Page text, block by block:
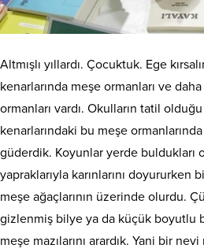
Altmışlı yıllardı. Çocuktuk. Ege
kenarlarında meşe ormanları ve
ormanları vardı. Okulların tatil olduğu
kenarlarındaki bu meşe
güderdik. Koyunlar yerde buldukları
yapraklarıyla karınlarını
meşe ağaçlarının üzerinde olurdu.
gizlenmiş bilye ya da küçük boyutlu
meşe mazılarını arardık. Yani bir nevi